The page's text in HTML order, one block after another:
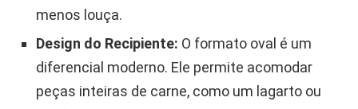
menos louça.
Design do Recipiente: O formato oval é um
diferencial moderno. Ele permite acomodar
peças inteiras de carne, como um lagarto ou